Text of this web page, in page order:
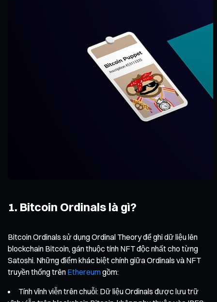
1. Bitcoin Ordinals là gì?
Bitcoin Ordinals sử dụng Ordinal Theory để ghi dữ liệu lên
blockchain Bitcoin, gán thuộc tính NFT độc nhất cho từng
Satoshi. Những điểm khác biệt chính giữa Ordinals và NFT
truyền thống trên Ethereumgồm:
Tính vĩnh viễn trên chuỗi: Dữ liệu Ordinals được lưu trữ